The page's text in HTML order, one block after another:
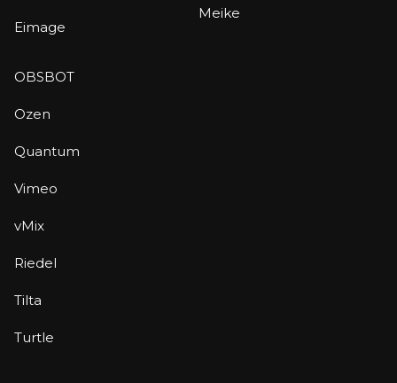
Eimage
Meike
OBSBOT
Ozen
Quantum
Vimeo
vMix
Riedel
Tilta
Turtle